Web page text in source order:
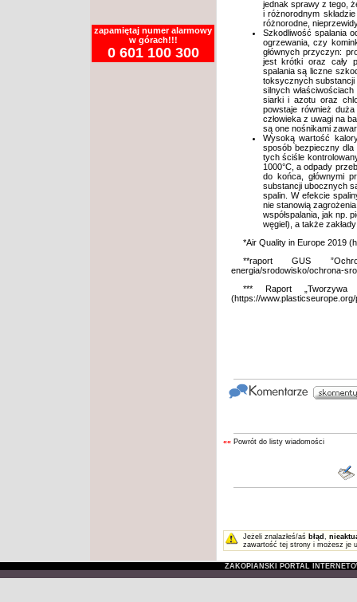
zapamiętaj numer alarmowy
w górach!!!
0 601 100 300
jednak sprawy z tego,
i różnorodnym
różnorodne,
Szkodliwość spalania
ogrzewania, czy
głównych przyczyn:
jest krótki oraz cały
spalania są liczne
toksycznych substancji
silnych
siarki i azotu oraz
powstaje również
człowieka z uwagi na
są one nośnikami
Wysoką wartość
sposób bezpieczny dla
tych ściśle
1000°C, a odpady
do końca, głównymi
substancji ubocznych
spalin. W efekcie
nie stanowią
współspalania, jak np.
węgiel), a także
*Air Quality in Europe 2019 (
**raport GUS
energia/srodowisko/ochrona-
*** Raport
(https://
«« Powrót do listy wiadomości
Jeżeli znalazłeś/aś błąd ,
zawartość tej strony i możesz je
ZAKOPIAŃSKI PORTAL